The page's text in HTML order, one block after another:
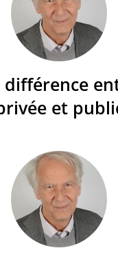
différence
et